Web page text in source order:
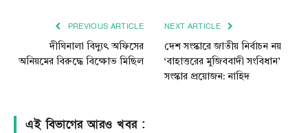
PREVIOUS ARTICLE
দীঘিনালা বিদ্যুৎ অফিসের
অনিয়মের বিরুদ্ধে বিক্ষোভ মিছিল
NEXT ARTICLE
দেশ সংস্কারে জাতীয় নির্বাচন নয়
‘বাহাত্তরের মুজিববাদী সংবিধান’
সংস্কার প্রয়োজন: নাহিদ
এই বিভাগের আরও খবর :